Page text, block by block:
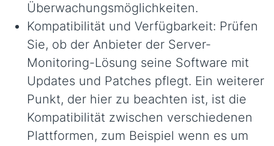
Überwachungsmöglichkeiten.
Kompatibilität und Verfügbarkeit: Prüfen
Sie, ob der Anbieter der Server-
Monitoring-Lösung seine Software mit
Updates und Patches pflegt. Ein weiterer
Punkt, der hier zu beachten ist, ist die
Kompatibilität zwischen verschiedenen
Plattformen, zum Beispiel wenn es um